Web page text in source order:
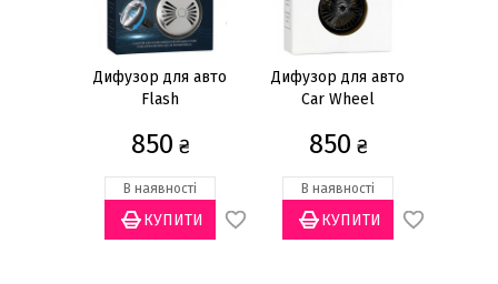
Призначення
Для авто
Maison Berger Paris
Матеріал
Метал (41)
Дифузор для авто
Flash
850 ₴
В наявності
Дифузор для авто
Car Wheel
850 ₴
В наявності